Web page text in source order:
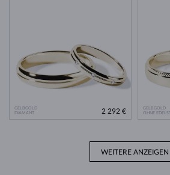
GELBGOLD
DIAMANT
2 292 €
GELBGOLD
OHNE
WEITERE ANZEIGEN